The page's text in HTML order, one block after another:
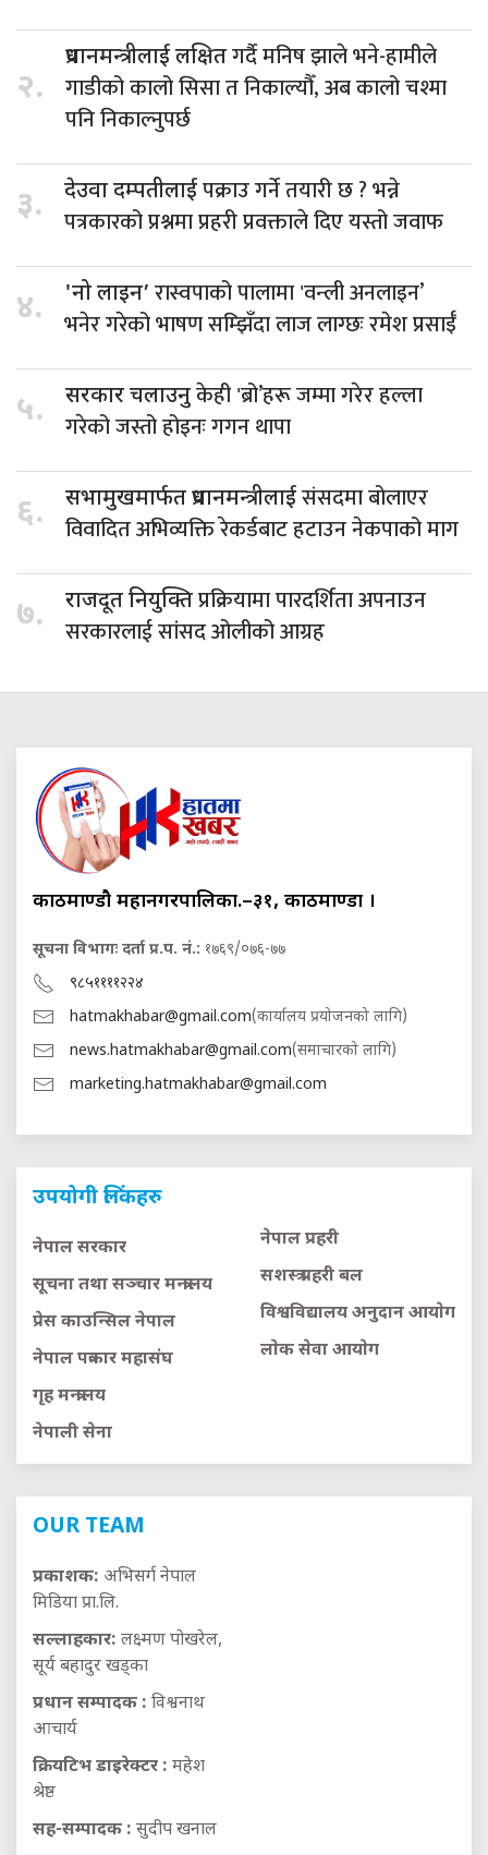
२.
प्रधानमन्त्रीलाई लक्षितगर्दै मनिष झाले भने-हामीले
गाडीको कालो सिसा त निकाल्यौँ, अब कालो चश्मा
पनि निकाल्नुपर्छ
३. देउवा दम्पतीलाईपक्राउ गर्ने तयारी छ ? भन्ने
पत्रकारको प्रश्नमा प्रहरी प्रवक्ताले दिए यस्तो जवाफ
४. 'नो लाइन’ रास्वपाको पालामा 'वन्ली अनलाइन’
भनेर गरेको भाषण सम्झिँदा लाज लाग्छः रमेश प्रसाईँ
५. सरकार चलाउनुकेही 'ब्रो’हरू जम्मा गरेर हल्ला
गरेको जस्तो होइनः गगन थापा
६. सभामुखमार्फत प्रधानमन्त्रीलाईसंसदमा बोलाएर
विवादित अभिव्यक्ति रेकर्डबाट हटाउन नेकपाको माग
७. राजदूत नियुक्तिप्रक्रियामा पारदर्शिता अपनाउन
सरकारलाई सांसद ओलीको आग्रह
काठमाण्डौ महानगरपालिका.–३१, काठमाण्डौं ।
सूचना विभागः दर्ता प्र.प. नं.: १७६९/०७६-७७
९८५११११२२४
hatmakhabar@gmail.com(कार्यालय प्रयोजनको लागि)
news.hatmakhabar@gmail.com(समाचारको लागि)
marketing.hatmakhabar@gmail.com
उपयोगी लिंकहरु
नेपाल सरकार
सूचना तथा सञ्चार मन्त्रालय
प्रेस काउन्सिल नेपाल
नेपाल पत्रकार महासंघ
गृह मन्त्रालय
नेपाली सेना
नेपाल प्रहरी
सशस्त्र प्रहरी बल
विश्वविद्यालय अनुदान आयाेग
लाेक सेवा आयाेग
OUR TEAM
प्रकाशक: अभिसर्ग नेपाल
मिडिया प्रा.लि.
सल्लाहकार: लक्ष्मण पोखरेल,
सूर्य बहादुर खड्का
प्रधान सम्पादक : विश्वनाथ
आचार्य
क्रियटिभ डाइरेक्टर : महेश
श्रेष्ठ
सह-सम्पादक : सुदीप खनाल